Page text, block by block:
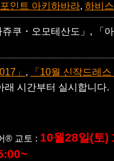
인트 아키하바라, 하비
쿠・오모테산도」, 「
」 , 「10월 신작드레스
래 시간부터 실시합니다.
® 교토 : 10월28일(토)